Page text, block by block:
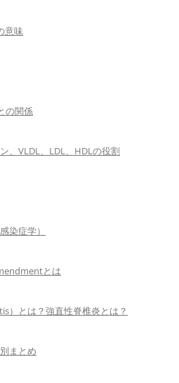
意味
の関係
、VLDL、LDL、HDLの役割
染症学）
とは
）とは？強直性脊椎炎とは？
まとめ